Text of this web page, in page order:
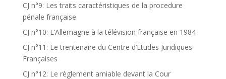
CJ n°9: Les traits caractéristiques de la procedure
pénale française
CJ n°10: L’Allemagne à la télévision française en 1984
CJ n°11: Le trentenaire du Centre d’Etudes Juridiques
Françaises
CJ n°12: Le règlement amiable devant la Cour